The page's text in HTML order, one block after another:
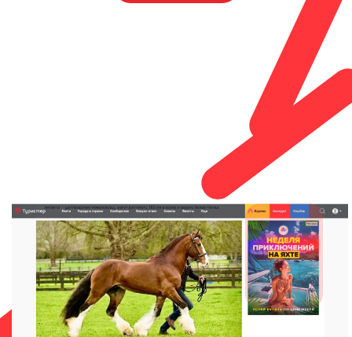
jpg, html5
min 1800
x790px
до 1000 Kb
нет
100 000
изображения:
Размер изображения
на сайте:
Вес файла:
Текст:
Объем инвентаря
(показов в месяц)